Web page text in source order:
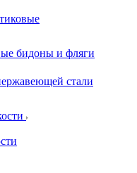
бидоны и фляги
стали